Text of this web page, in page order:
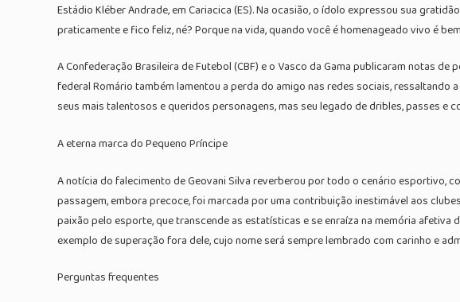
Estádio Kléber Andrade, em Cariacica (ES). Na ocasião, o ídolo expressou sua
praticamente e fico feliz, né? Porque na vida, quando você é homenageado vivo é
A Confederação Brasileira de Futebol (CBF) e o Vasco da Gama publicaram notas
federal Romário também lamentou a perda do amigo nas redes sociais, ressaltando
seus mais talentosos e queridos personagens, mas seu legado de dribles, passes e
A eterna marca do Pequeno Príncipe
A notícia do falecimento de Geovani Silva reverberou por todo o cenário esportivo,
passagem, embora precoce, foi marcada por uma contribuição inestimável aos
paixão pelo esporte, que transcende as estatísticas e se enraíza na memória
exemplo de superação fora dele, cujo nome será sempre lembrado com carinho e
Perguntas frequentes